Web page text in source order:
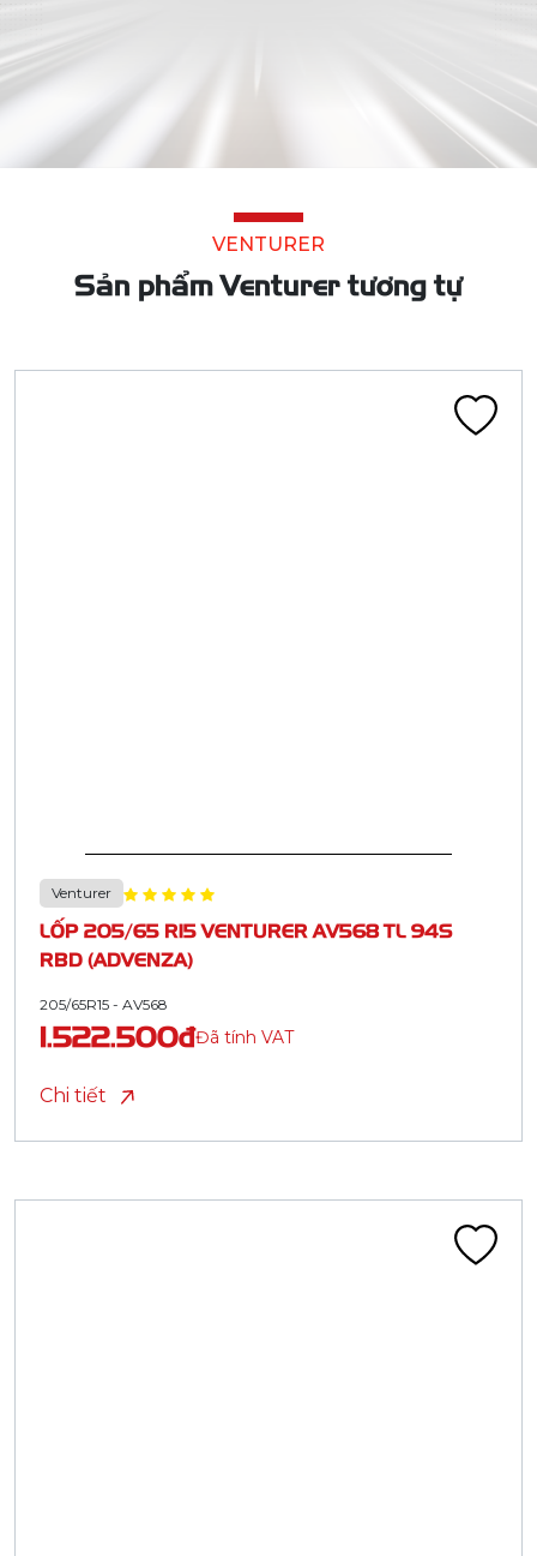
VENTURER
Sản phẩm Venturer tương tự
Venturer
LỐP 205/65 R15 VENTURER AV568 TL 94S
RBD (ADVENZA)
205/65R15 - AV568
1.522.500đĐã tính VAT
Chi tiết